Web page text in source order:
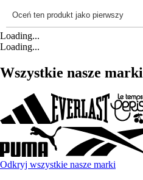
Loading...
Loading...
Wszystkie nasze marki
Odkryj wszystkie nasze marki